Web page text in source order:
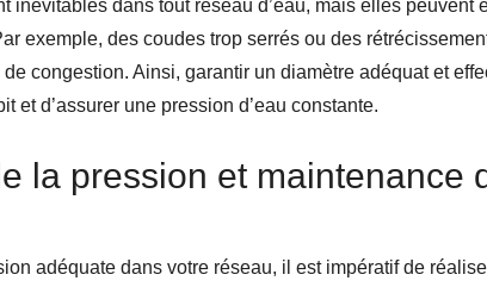
inévitables dans tout réseau d’eau, mais elles peuvent
exemple, des coudes trop serrés ou des
congestion. Ainsi, garantir un diamètre adéquat et
et d’assurer une pression d’eau constante.
la pression et maintenance
adéquate dans votre réseau, il est impératif de